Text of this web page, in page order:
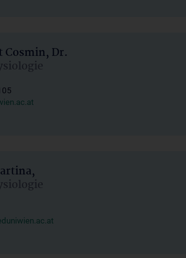
Cosmin, Dr.